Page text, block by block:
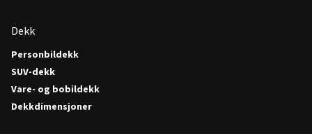
Dekk
Personbildekk
SUV-dekk
Vare- og bobildekk
Dekkdimensjoner